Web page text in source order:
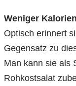
Weniger
Optisch erinnert
Gegensatz zu
Man kann sie als
Rohkostsalat